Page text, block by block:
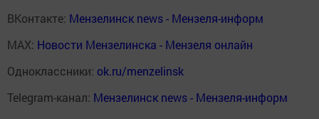
ВКонтакте: Мензелинск news - Мензеля-информ
MAX: Новости Мензелинска - Мензеля онлайн
Одноклассники: ok.ru/menzelinsk
Telegram-канал: Мензелинск news - Мензеля-информ